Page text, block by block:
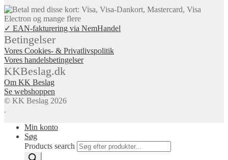
✓ EAN-fakturering via NemHandel
Betingelser
Vores Cookies- & Privatlivspolitik
Vores handelsbetingelser
KKBeslag.dk
Om KK Beslag
Se webshoppen
© KK Beslag 2026
.
Min konto
Søg
Products search